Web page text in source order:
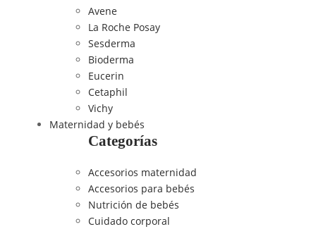
Avene
La Roche Posay
Sesderma
Bioderma
Eucerin
Cetaphil
Vichy
Maternidad y bebés
Categorías
Accesorios maternidad
Accesorios para bebés
Nutrición de bebés
Cuidado corporal